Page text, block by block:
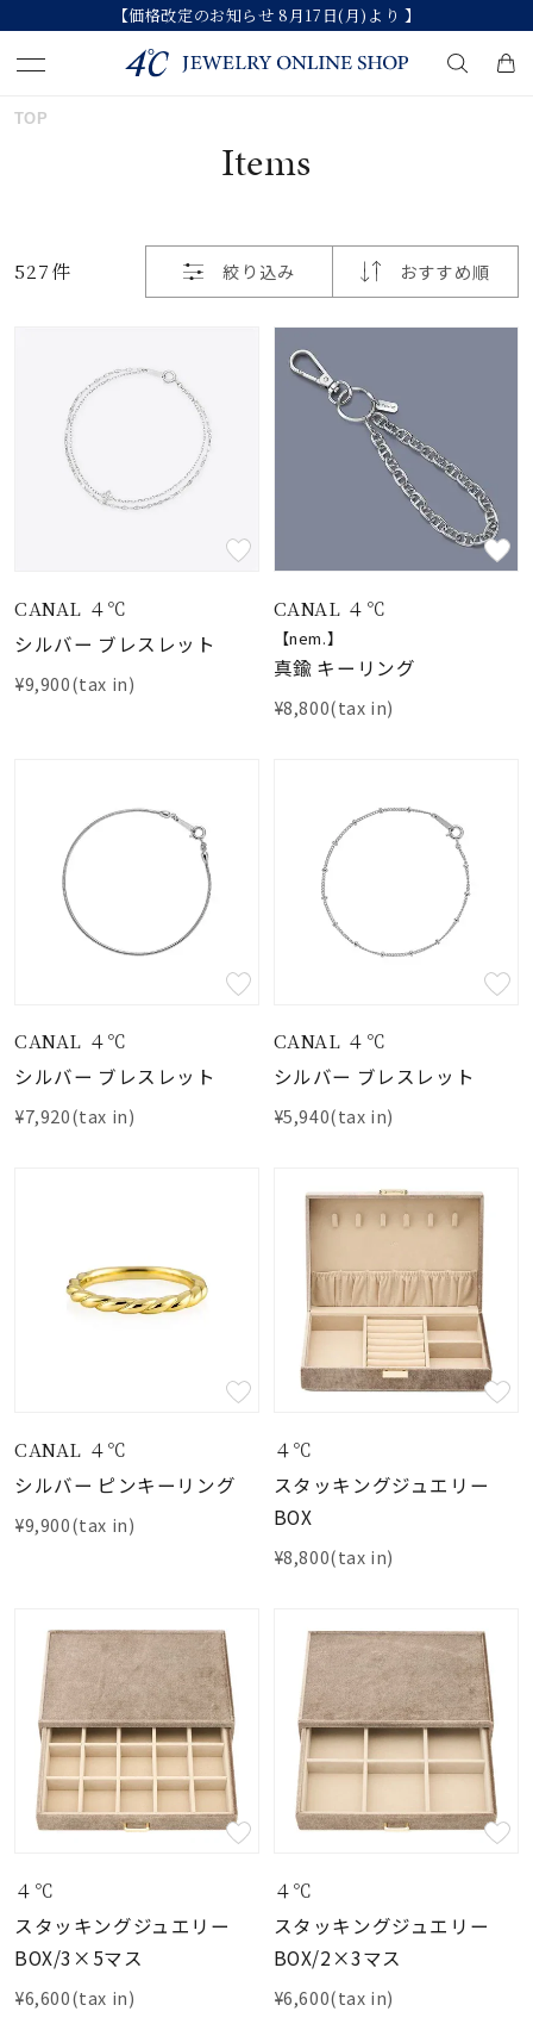
【価格改定のお知らせ 8月17日(月)より 】
#ダイヤモンド ネックレス
#くまのプーさん
ブランド
カテゴリー すべてのジュエリー
カラー
石の色
着用シーン
リングサイズ
価格
在庫ありのみ
TOP
Items
527件 絞り込み おすすめ順
価格が高い
お気に入り登録数
CANAL ４℃
シルバー ブレスレット
¥9,900(tax in)
CANAL ４℃
【nem.】
真鍮 キーリング
¥8,800(tax in)
CANAL ４℃
シルバー ブレスレット
¥7,920(tax in)
CANAL ４℃
シルバー ブレスレット
¥5,940(tax in)
CANAL ４℃
シルバー ピンキーリング
¥9,900(tax in)
４℃
スタッキングジュエリー
BOX
¥8,800(tax in)
４℃
スタッキングジュエリー
BOX/3×5マス
¥6,600(tax in)
４℃
スタッキングジュエリー
BOX/2×3マス
¥6,600(tax in)